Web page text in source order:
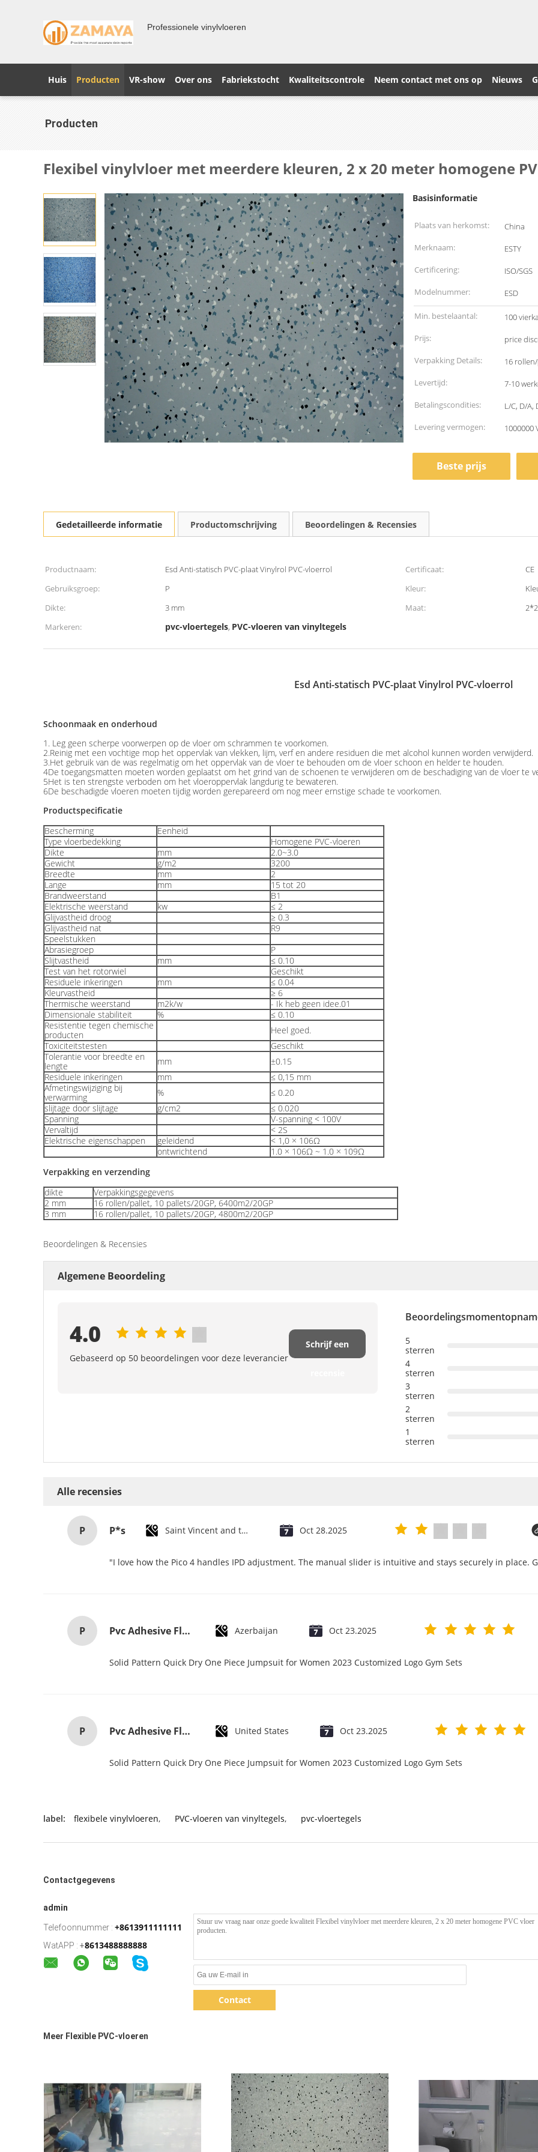
Professionele vinylvloeren
Huis Producten VR-show Over ons Fabriekstocht Kwaliteitscontrole Neem contact met ons op Nieuws
Producten
Flexibel vinylvloer met meerdere kleuren, 2 x 20 meter homogene
Basisinformatie
Plaats van herkomst:
China
Merknaam:
ESTY
Certificering:
ISO/SGS
Modelnummer:
ESD
Min. bestelaantal:
100
Prijs:
price
Verpakking Details:
16
Levertijd:
7-10
Betalingscondities:
L/C, D/A,
Levering vermogen:
1000000
Beste prijs
Gedetailleerde informatie Productomschrijving Beoordelingen & Recensies
Productnaam: Esd Anti-statisch PVC-plaat Vinylrol PVC-vloerrol Certificaat:
CE
Gebruiksgroep:
P Kleur:
Dikte:
3 mm Maat:
Markeren:
pvc-vloertegels, PVC-vloeren van vinyltegels
Esd Anti-statisch PVC-plaat Vinylrol PVC-vloerrol
Schoonmaak en onderhoud
1. Leg geen scherpe voorwerpen op de vloer om schrammen te voorkomen.
2.Reinig met een vochtige mop het oppervlak van vlekken, lijm, verf en andere residuen die met alcohol kunnen worden verwijderd.
3.Het gebruik van de was regelmatig om het oppervlak van de vloer te behouden om de vloer schoon en helder te houden.
4De toegangsmatten moeten worden geplaatst om het grind van de schoenen te verwijderen om de beschadiging van de vloer te
5Het is ten strengste verboden om het vloeroppervlak langdurig te bewateren.
6De beschadigde vloeren moeten tijdig worden gerepareerd om nog meer ernstige schade te voorkomen.
Productspecificatie
Bescherming
Eenheid
Type vloerbedekking
Homogene PVC-vloeren
Dikte
mm
2.0~3.0
Gewicht
g/m2
3200
Breedte
mm
2
Lange
mm
15 tot 20
Brandweerstand
B1
Elektrische weerstand
kw
≤ 2
Glijvastheid droog
≥ 0.3
Glijvastheid nat
R9
Speelstukken
Abrasiegroep
P
Slijtvastheid
mm
≤ 0.10
Test van het rotorwiel
Geschikt
Residuele inkeringen
mm
≤ 0.04
Kleurvastheid
≥ 6
Thermische weerstand
m2k/w
- Ik heb geen idee.01
Dimensionale stabiliteit
%
≤ 0.10
Resistentie tegen chemische
producten
Heel goed.
Toxiciteitstesten
Geschikt
Tolerantie voor breedte en
lengte
mm
±0.15
Residuele inkeringen
mm
≤ 0,15 mm
Afmetingswijziging bij
verwarming
%
≤ 0.20
slijtage door slijtage
g/cm2
≤ 0.020
Spanning
V-spanning < 100V
Vervaltijd
< 2S
Elektrische eigenschappen
geleidend
< 1,0 × 106Ω
ontwrichtend
1.0 × 106Ω ~ 1.0 × 109Ω
Verpakking en verzending
dikte
Verpakkingsgegevens
2 mm
16 rollen/pallet, 10 pallets/20GP, 6400m2/20GP
3 mm
16 rollen/pallet, 10 pallets/20GP, 4800m2/20GP
Beoordelingen & Recensies
Algemene Beoordeling
4.0
Gebaseerd op 50 beoordelingen voor deze leverancier
Schrijf een
5
sterren
4
sterren
3
sterren
2
sterren
1
sterren
Alle recensies
P P*s Saint Vincent and the Grenadines Oct 28.2025
"I love how the Pico 4 handles IPD adjustment. The manual slider is intuitive and stays securely in place.
P Pvc Adhesive Floor Tiles Commercial Light Embossed Wooden Plastic Flooring Tiles Azerbaijan Oct 23.2025
Solid Pattern Quick Dry One Piece Jumpsuit for Women 2023 Customized Logo Gym Sets
P Pvc Adhesive Floor Tiles Commercial Light Embossed Wooden Plastic Flooring Tiles United States Oct 23.2025
Solid Pattern Quick Dry One Piece Jumpsuit for Women 2023 Customized Logo Gym Sets
label: flexibele vinylvloeren, PVC-vloeren van vinyltegels, pvc-vloertegels
Contactgegevens
admin
Telefoonnummer : +8613911111111
WatAPP : +8613488888888
Contact
Meer Flexible PVC-vloeren